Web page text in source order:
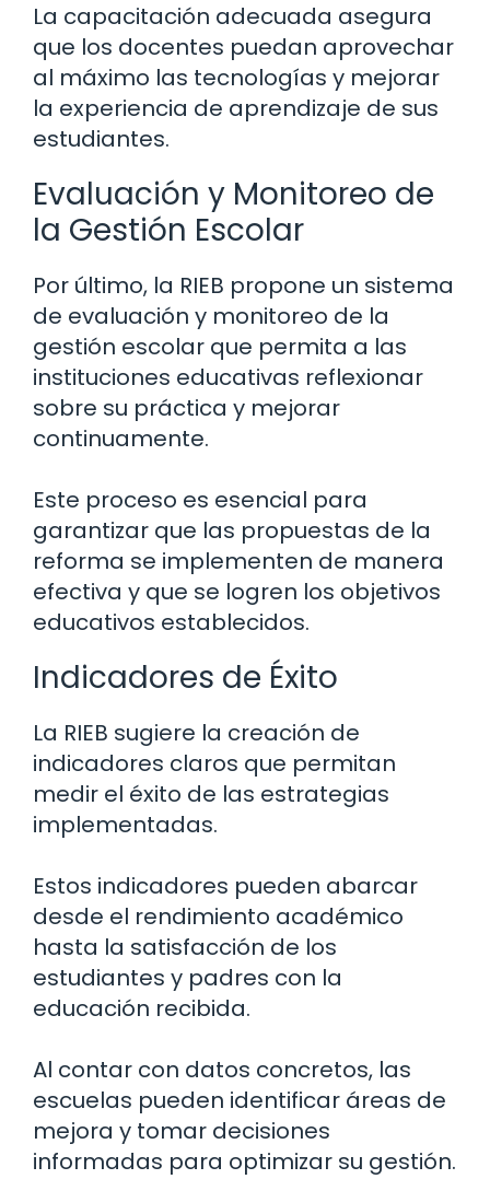
La capacitación adecuada asegura
que los docentes puedan aprovechar
al máximo las tecnologías y mejorar
la experiencia de aprendizaje de sus
estudiantes.
Evaluación y Monitoreo de
la Gestión Escolar
Por último, la RIEB propone un sistema
de evaluación y monitoreo de la
gestión escolar que permita a las
instituciones educativas reflexionar
sobre su práctica y mejorar
continuamente.
Este proceso es esencial para
garantizar que las propuestas de la
reforma se implementen de manera
efectiva y que se logren los objetivos
educativos establecidos.
Indicadores de Éxito
La RIEB sugiere la creación de
indicadores claros que permitan
medir el éxito de las estrategias
implementadas.
Estos indicadores pueden abarcar
desde el rendimiento académico
hasta la satisfacción de los
estudiantes y padres con la
educación recibida.
Al contar con datos concretos, las
escuelas pueden identificar áreas de
mejora y tomar decisiones
informadas para optimizar su gestión.